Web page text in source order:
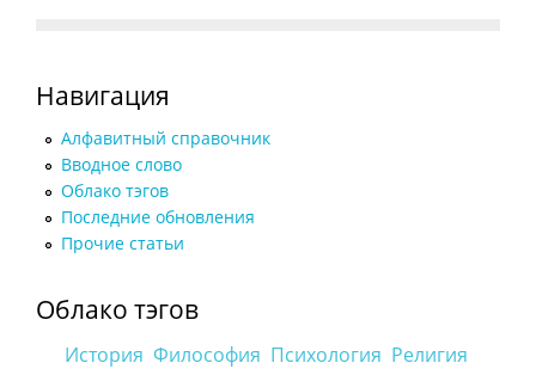
Навигация
Алфавитный справочник
Вводное слово
Облако тэгов
Последние обновления
Прочие статьи
Облако тэгов
История Философия Психология Религия